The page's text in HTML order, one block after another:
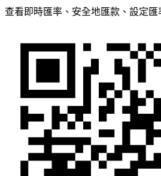
查看即時匯率、安全地匯款、設定匯